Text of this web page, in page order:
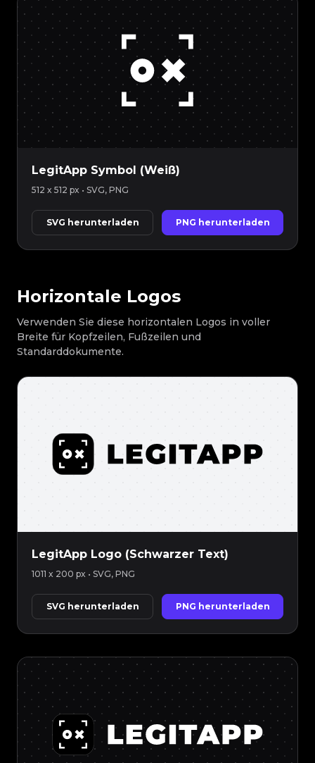
LegitApp Symbol (Weiß)
512 x 512 px • SVG, PNG
SVG herunterladen PNG herunterladen
Horizontale Logos
Verwenden Sie diese horizontalen Logos in voller
Breite für Kopfzeilen, Fußzeilen und
Standarddokumente.
LegitApp Logo (Schwarzer Text)
1011 x 200 px • SVG, PNG
SVG herunterladen PNG herunterladen